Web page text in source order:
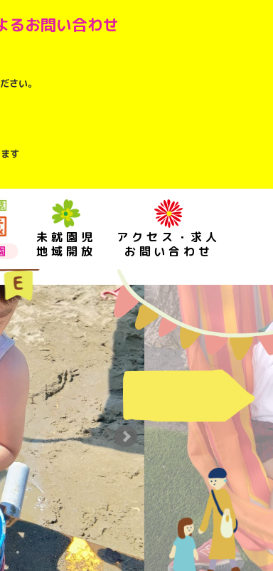
お問い合わせ
さい。
す
ICTの利用 園の概
育 預かり保育
未就園児
地域開放
園庭開放
サロン ぽかぽか
地域開
アクセス・求人
お問い合わせ
お問い合わせ